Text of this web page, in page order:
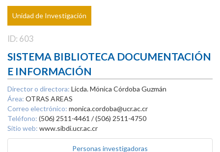
Unidad de Investigación
ID: 603
SISTEMA BIBLIOTECA DOCUMENTACIÓN
E INFORMACIÓN
Director o directora: Licda. Mónica Córdoba Guzmán
Área: OTRAS AREAS
Correo electrónico: monica.cordoba@ucr.ac.cr
Teléfono: (506) 2511-4461 / (506) 2511-4750
Sitio web: www.sibdi.ucr.ac.cr
Personas investigadoras